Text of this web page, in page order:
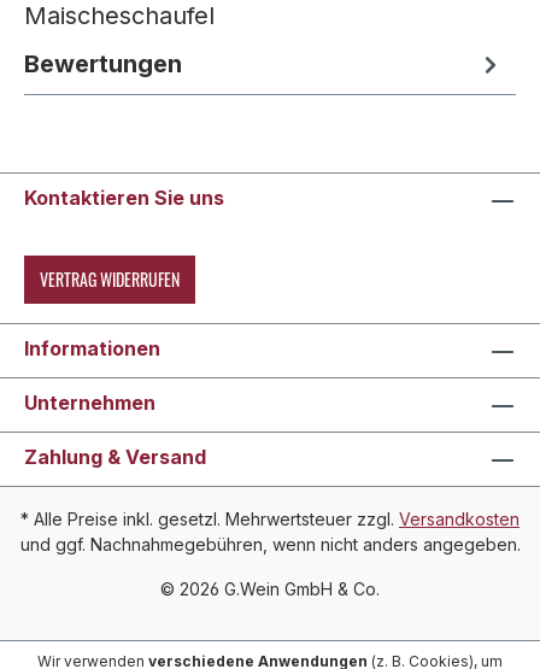
Maischeschaufel
Bewertungen
Kontaktieren Sie uns
VERTRAG WIDERRUFEN
Informationen
Unternehmen
Zahlung & Versand
* Alle Preise inkl. gesetzl. Mehrwertsteuer zzgl. Versandkosten
und ggf. Nachnahmegebühren, wenn nicht anders angegeben.
© 2026 G.Wein GmbH & Co.
Wir verwenden verschiedene Anwendungen (z. B. Cookies), um